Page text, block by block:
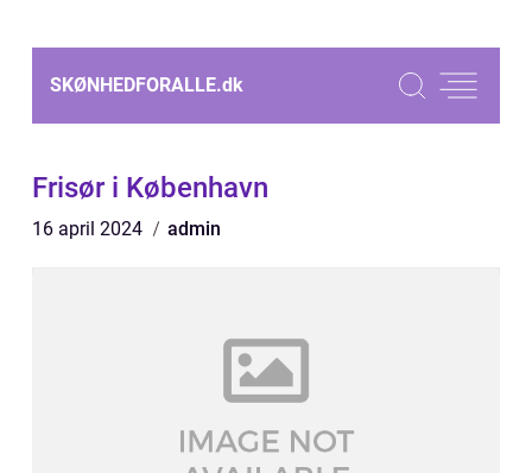
SKØNHEDFORALLE.dk
Frisør i København
16 april 2024 admin